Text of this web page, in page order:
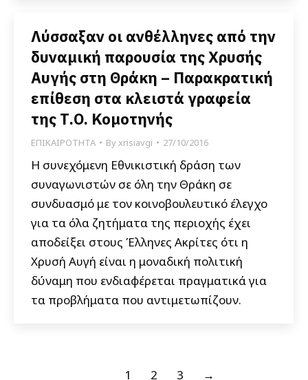
Λύσσαξαν οι ανθέλληνες από την
δυναμική παρουσία της Χρυσής
Αυγής στη Θράκη – Παρακρατική
επίθεση στα κλειστά γραφεία
της Τ.Ο. Κομοτηνής
ΕΠΙΚΑΙΡΟΤΗΤΑ Byxrisiavgi 27/10/2016
Η συνεχόμενη Εθνικιστική δράση των
συναγωνιστών σε όλη την Θράκη σε
συνδυασμό με τον κοινοβουλευτικό έλεγχο
για τα όλα ζητήματα της περιοχής έχει
αποδείξει στους Έλληνες Ακρίτες ότι η
Χρυσή Αυγή είναι η μοναδική πολιτική
δύναμη που ενδιαφέρεται πραγματικά για
τα προβλήματα που αντιμετωπίζουν.
1 2 3 →